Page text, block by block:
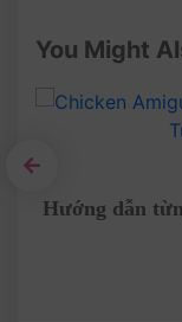
You Might
Hướng dẫn